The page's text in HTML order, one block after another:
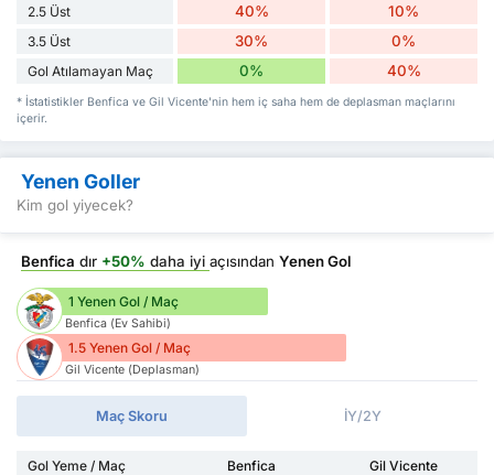
2.5 Üst 40% 10%
3.5 Üst 30% 0%
Gol Atılamayan Maç 0% 40%
* İstatistikler Benfica ve Gil Vicente'nin hem iç saha hem de deplasman maçlarını
içerir.
Yenen Goller
Kim gol yiyecek?
Benfica dır +50% daha iyi açısından Yenen Gol
1 Yenen Gol / Maç
Benfica (Ev Sahibi)
1.5 Yenen Gol / Maç
Gil Vicente (Deplasman)
Maç Skoru İY/2Y
Gol Yeme / Maç Benfica
Gil Vicente